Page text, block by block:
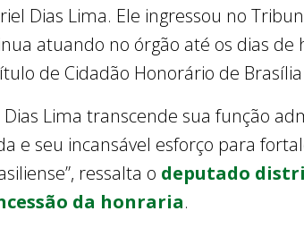
Dias Lima. Ele ingressou no
atuando no órgão até os dias de
de Cidadão Honorário de
Dias Lima transcende sua função
e seu incansável esforço para
ressalta o deputado
da honraria.